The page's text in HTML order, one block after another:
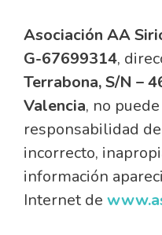
Asociación AA
G-67699314,
Terrabona, S/N –
Valencia, no
responsabilidad
incorrecto,
información
Internet de